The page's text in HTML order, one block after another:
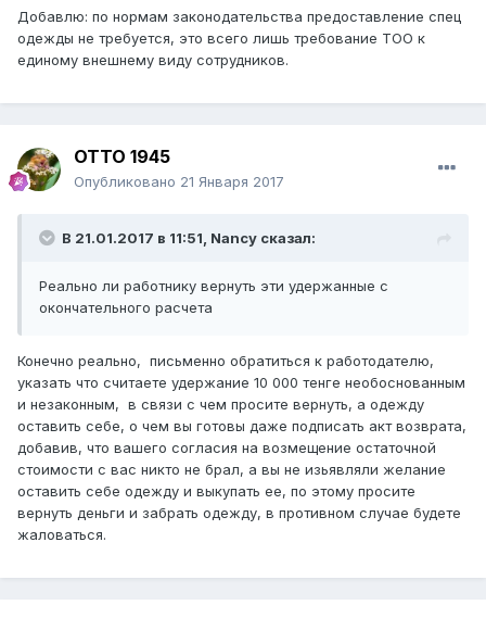
Добавлю: по нормам законодательства предоставление спец
одежды не требуется, это всего лишь требование ТОО к
единому внешнему виду сотрудников.
ОТТО 1945
Опубликовано 21 Января 2017
В 21.01.2017 в 11:51, Nancy сказал:
Реально ли работнику вернуть эти удержанные с
окончательного расчета
Конечно реально, письменно обратиться к работодателю,
указать что считаете удержание 10 000 тенге необоснованным
и незаконным, в связи с чем просите вернуть, а одежду
оставить себе, о чем вы готовы даже подписать акт возврата,
добавив, что вашего согласия на возмещение остаточной
стоимости с вас никто не брал, а вы не изьявляли желание
оставить себе одежду и выкупать ее, по этому просите
вернуть деньги и забрать одежду, в противном случае будете
жаловаться.